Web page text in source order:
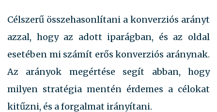
Célszerű összehasonlítani a konverziós arányt
azzal, hogy az adott iparágban, és az oldal
esetében mi számít erős konverziós aránynak.
Az arányok megértése segít abban, hogy
milyen stratégia mentén érdemes a célokat
kitűzni, és a forgalmat irányítani.